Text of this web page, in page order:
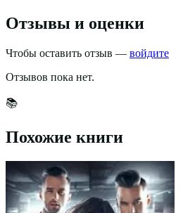
Отзывы и оценки
Чтобы оставить отзыв — войдите
Отзывов пока нет.
📚
Похожие книги